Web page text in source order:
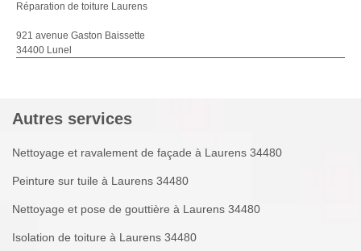
Réparation de toiture Laurens
921 avenue Gaston Baissette
34400 Lunel
Autres services
Nettoyage et ravalement de façade à Laurens 34480
Peinture sur tuile à Laurens 34480
Nettoyage et pose de gouttière à Laurens 34480
Isolation de toiture à Laurens 34480